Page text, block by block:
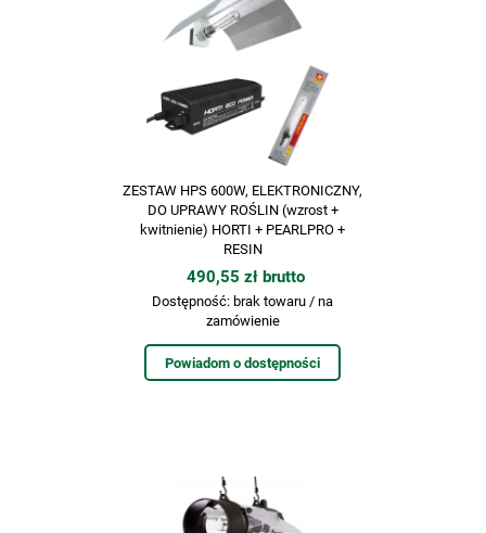
ZESTAW HPS 600W, ELEKTRONICZNY,
DO UPRAWY ROŚLIN (wzrost +
kwitnienie) HORTI + PEARLPRO +
RESIN
490,55 zł brutto
Dostępność: brak towaru / na
zamówienie
Powiadom o dostępności